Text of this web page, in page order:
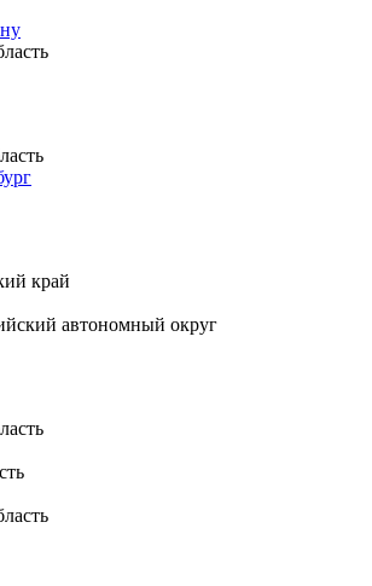
край
автономный округ